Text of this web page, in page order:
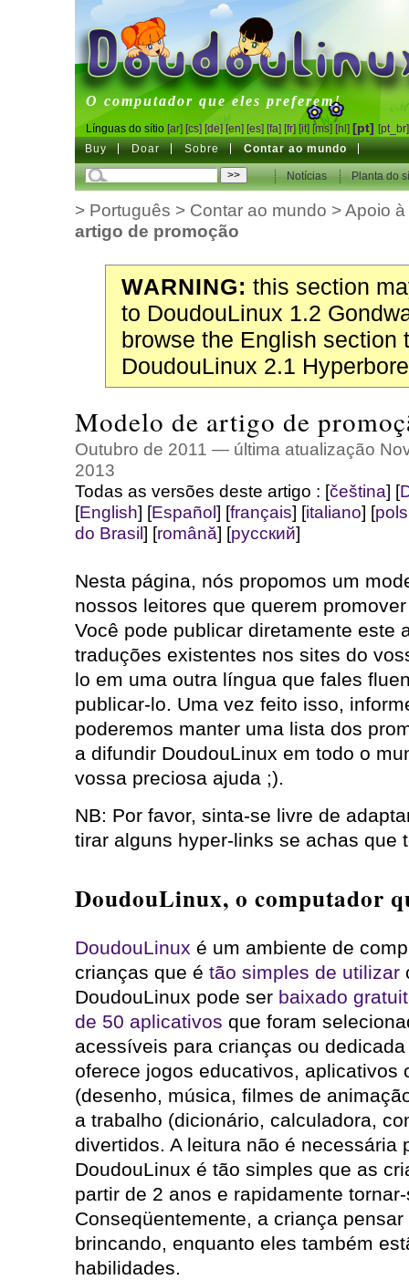
DoudouLinux
O computador que eles preferem!
Línguas do sítio [ar] [cs] [de] [en] [es] [fa] [fr] [it] [ms] [nl] [pt] [pt_br]
Buy Doar Sobre Contar ao mundo
Notícias Planta do
> Português > Contar ao mundo >Apoio
artigo de promoção
WARNING: this section
to DoudouLinux 1.2
browse the English section
DoudouLinux 2.1
Modelo de artigo de
Outubro de 2011 — última atualização
2013
Todas as versões deste artigo : [čeština] [
[English] [Español] [français] [italiano] [
do Brasil] [română] [русский]
Nesta página, nós propomos um
nossos leitores que querem
Você pode publicar diretamente este
traduções existentes nos sites do
lo em uma outra língua que fales
publicar-lo. Uma vez feito isso,
poderemos manter uma lista dos
a difundir DoudouLinux em todo o
vossa preciosa ajuda ;).
NB: Por favor, sinta-se livre de
tirar alguns hyper-links se achas que
DoudouLinux, o computador
DoudouLinux é um ambiente de
crianças que é tão simples de utilizar
DoudouLinux pode ser baixado
de 50 aplicativos que foram
acessíveis para crianças ou
oferece jogos educativos, aplicativos
(desenho, música, filmes de
a trabalho (dicionário, calculadora,
divertidos. A leitura não é necessária
DoudouLinux é tão simples que as
partir de 2 anos e rapidamente
Conseqüentemente, a criança
brincando, enquanto eles também
habilidades.